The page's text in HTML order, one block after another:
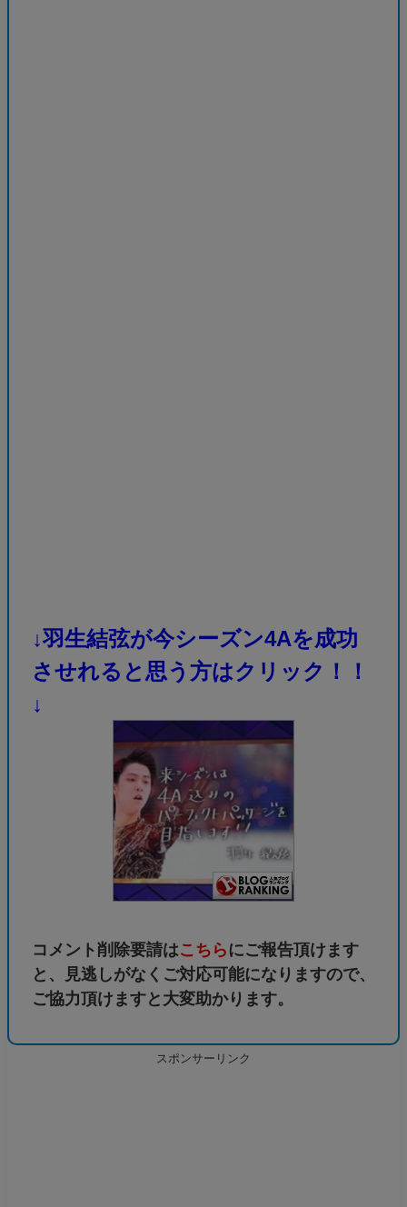
↓羽生結弦が今シーズン4Aを成功
させれると思う方はクリック！！
↓
コメント削除要請はこちら にご報告頂けます
と、見逃しがなくご対応可能になりますので、
ご協力頂けますと大変助かります。
スポンサーリンク